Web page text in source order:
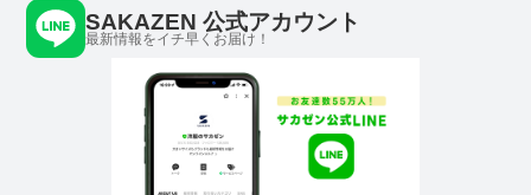
SAKAZEN 公式アカウント
最新情報をイチ早くお届け！